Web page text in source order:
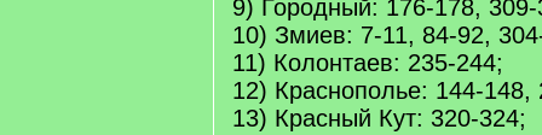
9) Городный: 176-178,
10) Змиев: 7-11, 84-92,
11) Колонтаев: 235-244;
12) Краснополье: 144-148,
13) Красный Кут: 320-324;